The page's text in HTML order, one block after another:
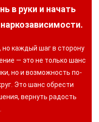
в руки и начать
но каждый шаг в сторону
— это не только шанс
но и возможность по-
Это шанс обрести
вернуть радость